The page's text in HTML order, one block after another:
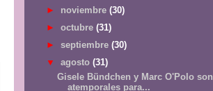
► noviembre (30)
► octubre (31)
► septiembre (30)
▼ agosto (31)
Gisele Bündchen y Marc O'Polo son
atemporales para...